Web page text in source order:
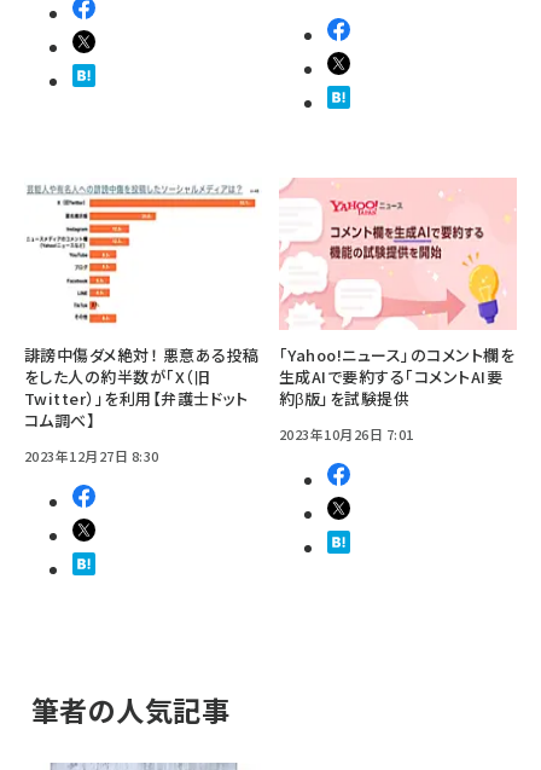
誹謗中傷ダメ絶対！ 悪意ある投稿
をした人の約半数が「X（旧
Twitter）」を利用【弁護士ドット
コム調べ】
2023年12月27日 8:30
「Yahoo!ニュース」のコメント欄を
生成AIで要約する「コメントAI要
約β版」を試験提供
2023年10月26日 7:01
筆者の人気記事